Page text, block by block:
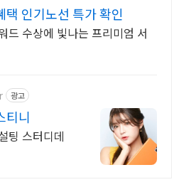
인기노선 특가 확인
드 수상에 빛나는 프리미엄 서
광고
티니